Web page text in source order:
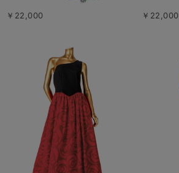
￥22,000 ￥22,000